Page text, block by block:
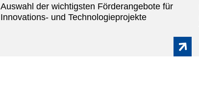
Auswahl der wichtigsten Förderangebote für
Innovations- und Technologieprojekte